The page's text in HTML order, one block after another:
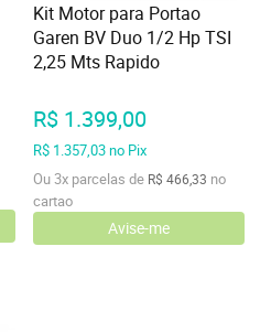
Kit Motor para Portao
Garen BV Duo 1/2 Hp TSI
2,25 Mts Rapido
R$ 1.399,00
R$ 1.357,03no Pix
Ou3x parcelas de R$ 466,33 no
cartao
Avise-me